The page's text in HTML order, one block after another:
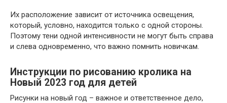
Их расположение зависит от источника освещения,
который, условно, находится только с одной стороны.
Поэтому тени одной интенсивности не могут быть справа
и слева одновременно, что важно помнить новичкам.
Инструкции по рисованию кролика на
Новый 2023 год для детей
Рисунки на новый год – важное и ответственное дело,